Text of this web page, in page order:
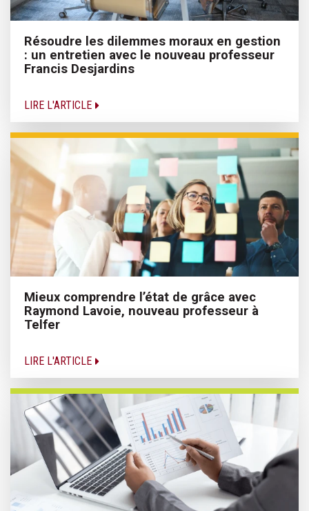
Résoudre les dilemmes moraux en gestion
: un entretien avec le nouveau professeur
Francis Desjardins
LIRE L'ARTICLE
Mieux comprendre l’état de grâce avec
Raymond Lavoie, nouveau professeur à
Telfer
LIRE L'ARTICLE